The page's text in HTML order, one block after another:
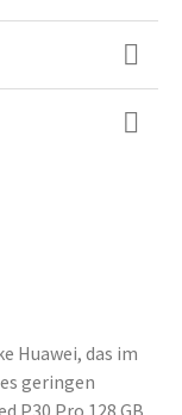
Huawei, das im
geringen
P30 Pro 128 GB